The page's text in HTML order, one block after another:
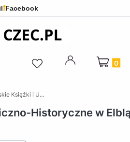
fFacebook
Produkty
- Pamiątki z Kaszub
Historyczne w